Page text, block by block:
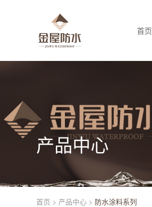
首页
产品中心
首页 > 产品中心 > 防水涂料系列